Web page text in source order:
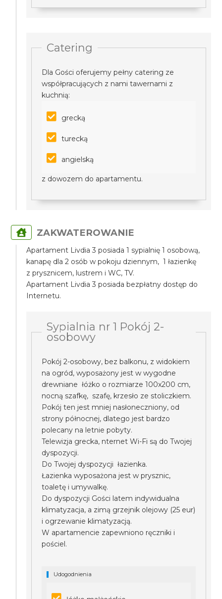
Catering
Dla Gości oferujemy pełny catering ze
współpracujących z nami tawernami z
kuchnią:
grecką
turecką
angielską
z dowozem do apartamentu.
ZAKWATEROWANIE
Apartament Livdia 3 posiada 1 sypialnię 1 osobową,
kanapę dla 2 osób w pokoju dziennym, 1 łazienkę
z prysznicem, lustrem i WC, TV.
Apartament Livdia 3 posiada bezpłatny dostęp do
Internetu.
Sypialnia nr 1 Pokój 2-
osobowy
Pokój 2-osobowy, bez balkonu, z widokiem
na ogród, wyposażony jest w wygodne
drewniane łóżko o rozmiarze 100x200 cm,
nocną szafkę, szafę, krzesło ze stoliczkiem.
Pokój ten jest mniej nasłoneczniony, od
strony północnej, dlatego jest bardzo
polecany na letnie pobyty.
Telewizja grecka, nternet Wi-Fi są do Twojej
dyspozycji.
Do Twojej dyspozycji łazienka.
Łazienka wyposażona jest w prysznic,
toaletę i umywalkę.
Do dyspozycji Gości latem indywidualna
klimatyzacja, a zimą grzejnik olejowy (25 eur)
i ogrzewanie klimatyzacją.
W apartamencie zapewniono ręczniki i
pościel.
Udogodnienia